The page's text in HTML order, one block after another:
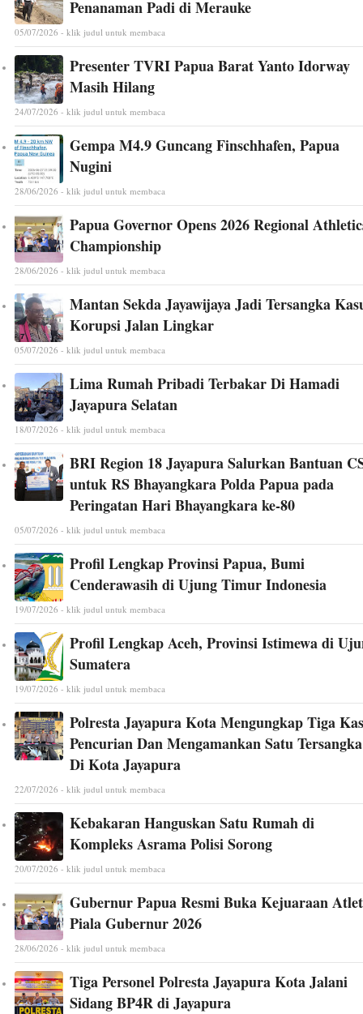
Penanaman Padi di Merauke
05/07/2026 - klik judul untuk membaca
Presenter TVRI Papua Barat Yanto Idorway
Masih Hilang
24/07/2026 - klik judul untuk membaca
Gempa M4.9 Guncang Finschhafen, Papua
Nugini
28/06/2026 - klik judul untuk membaca
Papua Governor Opens 2026 Regional
Championship
28/06/2026 - klik judul untuk membaca
Mantan Sekda Jayawijaya Jadi Tersangka
Korupsi Jalan Lingkar
05/07/2026 - klik judul untuk membaca
Lima Rumah Pribadi Terbakar Di Hamadi
Jayapura Selatan
18/07/2026 - klik judul untuk membaca
BRI Region 18 Jayapura Salurkan Bantuan
untuk RS Bhayangkara Polda Papua pada
Peringatan Hari Bhayangkara ke-80
05/07/2026 - klik judul untuk membaca
Profil Lengkap Provinsi Papua, Bumi
Cenderawasih di Ujung Timur Indonesia
19/07/2026 - klik judul untuk membaca
Profil Lengkap Aceh, Provinsi Istimewa di
Sumatera
19/07/2026 - klik judul untuk membaca
Polresta Jayapura Kota Mengungkap Tiga
Pencurian Dan Mengamankan Satu Tersangka
Di Kota Jayapura
22/07/2026 - klik judul untuk membaca
Kebakaran Hanguskan Satu Rumah di
Kompleks Asrama Polisi Sorong
20/07/2026 - klik judul untuk membaca
Gubernur Papua Resmi Buka Kejuaraan
Piala Gubernur 2026
28/06/2026 - klik judul untuk membaca
Tiga Personel Polresta Jayapura Kota Jalani
Sidang BP4R di Jayapura